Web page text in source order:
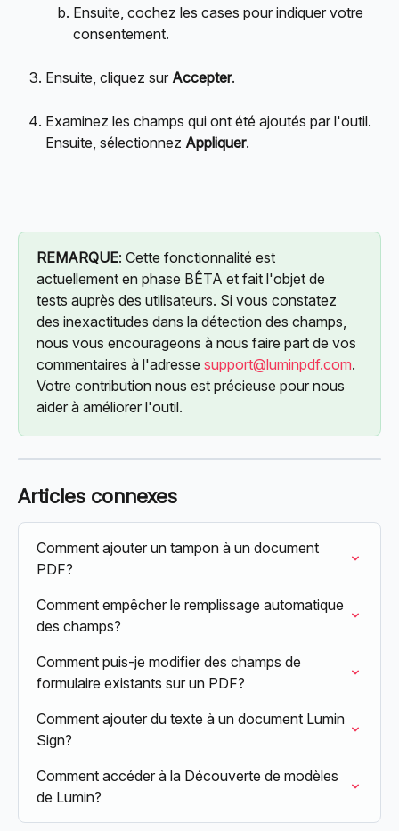
Ensuite, cochez les cases pour indiquer votre
consentement.
Ensuite, cliquez sur Accepter.
Examinez les champs qui ont été ajoutés par l'outil.
Ensuite, sélectionnez Appliquer.
REMARQUE: Cette fonctionnalité est
actuellement en phase BÊTA et fait l'objet de
tests auprès des utilisateurs. Si vous constatez
des inexactitudes dans la détection des champs,
nous vous encourageons à nous faire part de vos
commentaires à l'adresse support@luminpdf.com.
Votre contribution nous est précieuse pour nous
aider à améliorer l'outil.
Articles connexes
Comment ajouter un tampon à un document
PDF?
Comment empêcher le remplissage automatique
des champs?
Comment puis-je modifier des champs de
formulaire existants sur un PDF?
Comment ajouter du texte à un document Lumin
Sign?
Comment accéder à la Découverte de modèles
de Lumin?